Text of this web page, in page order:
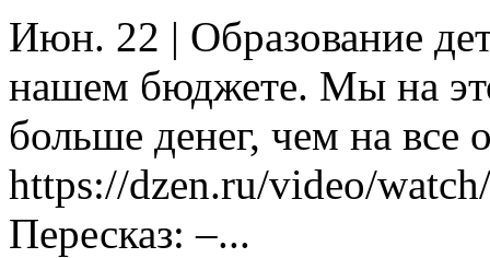
Июн. 22 | Образование
нашем бюджете. Мы на
больше денег, чем на все
https://dzen.ru/video/
Пересказ: –...